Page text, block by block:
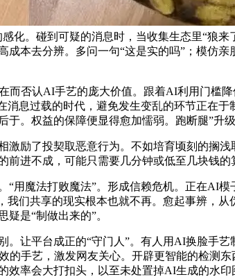
化。碰到可疑的消息时，当收集生态里“狼
成本去分辨。多问一句“这是实的吗”；模
否认AI手艺的庞大价值。跟着AI利用门槛
息过载的时代，避免发生变乱的环节正在
。权益的保障便显得愈加懦弱。跑断腿”升级
了投契取恶意行为。不如培育顷刻的搁浅
进不成，可能只需要几分钟或低至几块钱的
魔法打败魔法”。形成信赖危机。正在AI模
们共享的现实根本也就不再。愈起事辨，
是“制做出来的”。
平台成正的“守门人”。有人用AI换脸手艺
手艺，激发网友关心。开辟更智能的检测
率会大打扣头，以至未处置掉AI生成的水